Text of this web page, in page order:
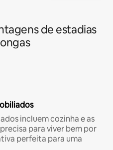
de estadias
incluem cozinha e as
para viver bem por
perfeita para uma